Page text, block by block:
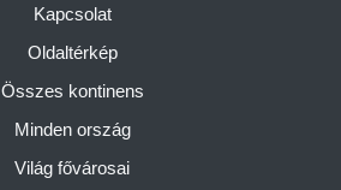
Kapcsolat
Oldaltérkép
Összes kontinens
Minden ország
Világ fővárosai